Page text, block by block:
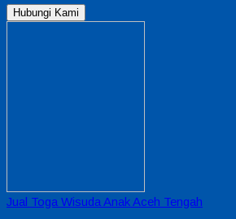
Hubungi Kami
Jual Toga Wisuda Anak Aceh Tengah